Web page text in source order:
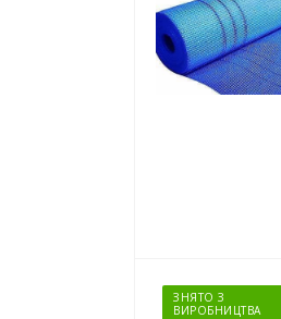
ЗНЯТО З
ВИРОБНИЦТВА